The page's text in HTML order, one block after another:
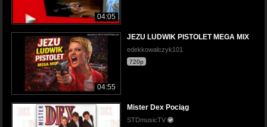
04:05
04:55
JEZU LUDWIK PISTOLET MEGA MIX
edekkowalczyk101
720p
Mister Dex Pociąg
STDmusicTV